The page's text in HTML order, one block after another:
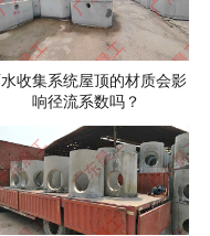
收集系统屋顶的材质会影
响径流系数吗？